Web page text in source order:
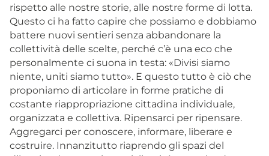
rispetto alle nostre storie, alle nostre forme di lotta.
Questo ci ha fatto capire che possiamo e dobbiamo
battere nuovi sentieri senza abbandonare la
collettività delle scelte, perché c’è una eco che
personalmente ci suona in testa: «Divisi siamo
niente, uniti siamo tutto». E questo tutto è ciò che
proponiamo di articolare in forme pratiche di
costante riappropriazione cittadina individuale,
organizzata e collettiva. Ripensarci per ripensare.
Aggregarci per conoscere, informare, liberare e
costruire. Innanzitutto riaprendo gli spazi del